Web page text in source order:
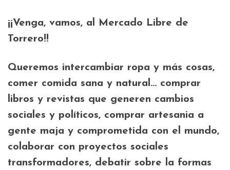
¡¡Venga, vamos, al Mercado Libre de
Torrero!!
Queremos intercambiar ropa y más cosas,
comer comida sana y natural… comprar
libros y revistas que generen cambios
sociales y políticos, comprar artesania a
gente maja y comprometida con el mundo,
colaborar con proyectos sociales
transformadores, debatir sobre la formas